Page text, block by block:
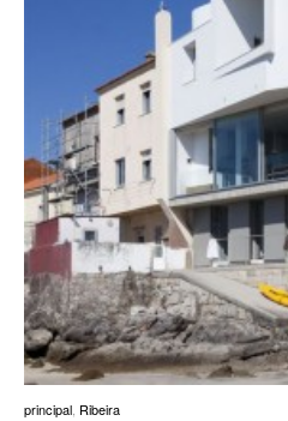
principal, Ribeira